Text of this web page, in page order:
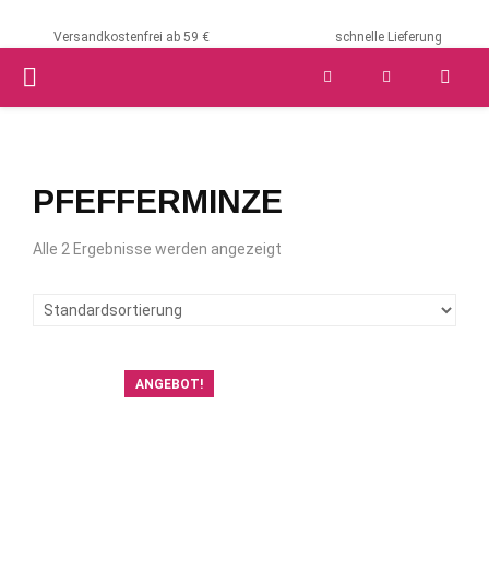
Versandkostenfrei ab 59 € schnelle Lieferung
PRIMARY
PFEFFERMINZE
Alle 2 Ergebnisse werden angezeigt
ANGEBOT!